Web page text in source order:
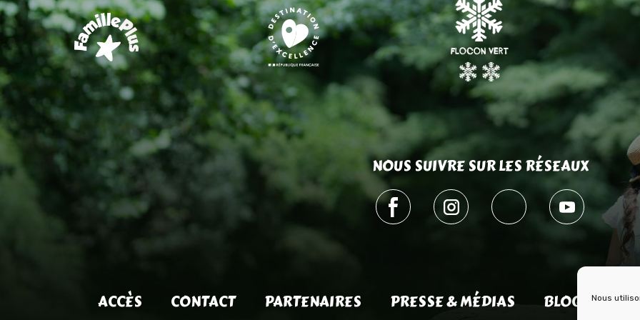
Nous
NOUS SUIVRE SUR LES RÉSEAUX
ACCÈS CONTACT PARTENAIRES PRESSE & MÉDIAS BLOG